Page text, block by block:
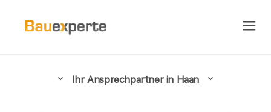
Ihr Ansprechpartner in Haan